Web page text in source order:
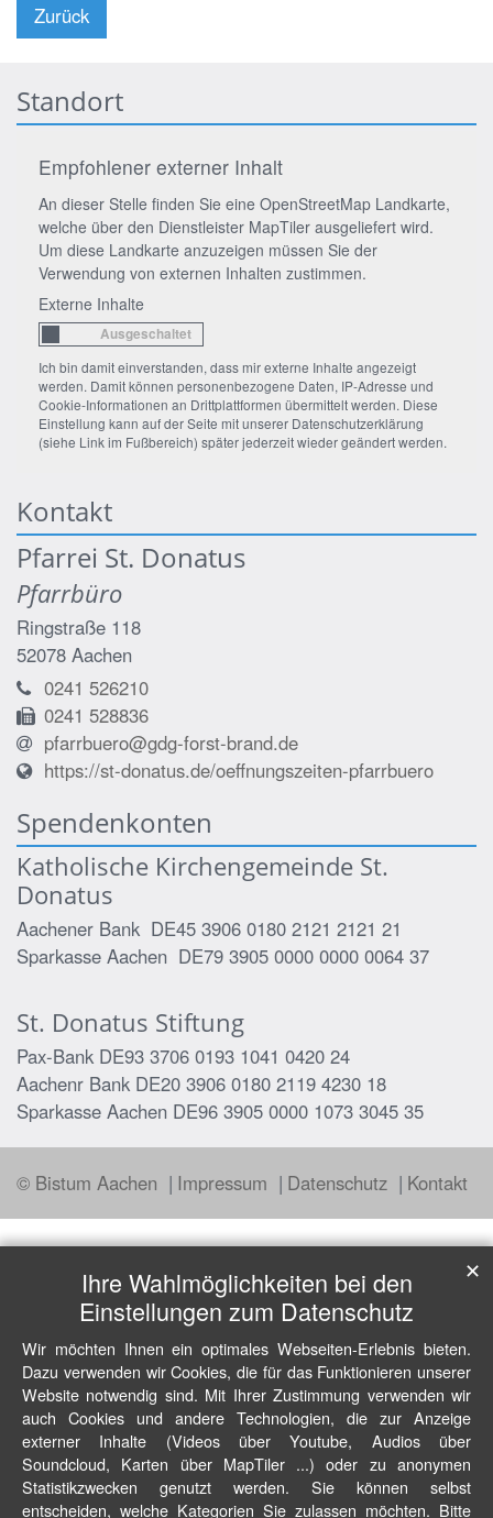
Zurück
Standort
Empfohlener externer Inhalt
An dieser Stelle finden Sie eine OpenStreetMap Landkarte,
welche über den Dienstleister MapTiler ausgeliefert wird.
Um diese Landkarte anzuzeigen müssen Sie der
Verwendung von externen Inhalten zustimmen.
Externe Inhalte
Ich bin damit einverstanden, dass mir externe Inhalte angezeigt
werden. Damit können personenbezogene Daten, IP-Adresse und
Cookie-Informationen an Drittplattformen übermittelt werden. Diese
Einstellung kann auf der Seite mit unserer Datenschutzerklärung
(siehe Link im Fußbereich) später jederzeit wieder geändert werden.
Kontakt
Pfarrei St. Donatus
Pfarrbüro
Ringstraße 118
52078 Aachen
0241 526210
0241 528836
pfarrbuero@gdg-forst-brand.de
https://st-donatus.de/oeffnungszeiten-pfarrbuero
Spendenkonten
Katholische Kirchengemeinde St.
Donatus
Aachener Bank DE45 3906 0180 2121 2121 21
Sparkasse Aachen DE79 3905 0000 0000 0064 37
St. Donatus Stiftung
Pax-Bank DE93 3706 0193 1041 0420 24
Aachenr Bank DE20 3906 0180 2119 4230 18
Sparkasse Aachen DE96 3905 0000 1073 3045 35
© Bistum Aachen Impressum Datenschutz Kontakt
Ihre Wahlmöglichkeiten bei den
Einstellungen zum Datenschutz
Wir möchten Ihnen ein optimales Webseiten-Erlebnis bieten.
Dazu verwenden wir Cookies, die für das Funktionieren unserer
Website notwendig sind. Mit Ihrer Zustimmung verwenden wir
auch Cookies und andere Technologien, die zur Anzeige
externer Inhalte (Videos über Youtube, Audios über
Soundcloud, Karten über MapTiler ...) oder zu anonymen
Statistikzwecken genutzt werden. Sie können selbst
entscheiden, welche Kategorien Sie zulassen möchten. Bitte
✕